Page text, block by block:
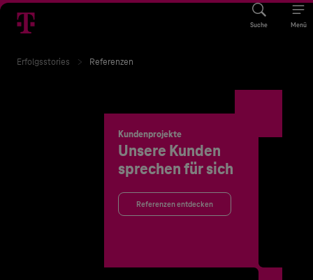
Suche Menü
Erfolgsstories Referenzen
Kundenprojekte
Unsere Kunden
sprechen für sich
Referenzen entdecken